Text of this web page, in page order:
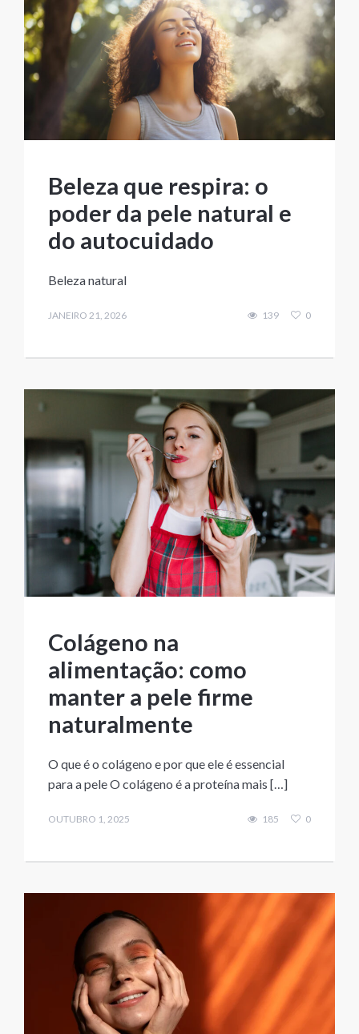
Beleza que respira: o
poder da pele natural e
do autocuidado
Beleza natural
JANEIRO 21, 2026 139 0
Colágeno na
alimentação: como
manter a pele firme
naturalmente
O que é o colágeno e por que ele é essencial
para a pele O colágeno é a proteína mais […]
OUTUBRO 1, 2025 185 0